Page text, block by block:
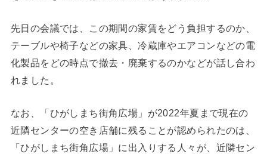
先日の会議では、この期間の家賃をどう負担するのか、
テーブルや椅子などの家具、冷蔵庫やエアコンなどの電
化製品をどの時点で撤去・廃棄するのかなどが話し合わ
れました。
なお、「ひがしまち街角広場」が2022年夏まで現在の
近隣センターの空き店舗に残ることが認められたのは、
「ひがしまち街角広場」に出入りする人々が、近隣セン